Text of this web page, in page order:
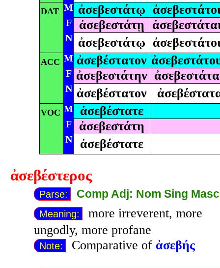
DAT M ἀσεβεστάτῳ
F ἀσεβεστάτῃ
N ἀσεβεστάτῳ
ACC M ἀσεβέστατον
F ἀσεβεστάτην
N ἀσεβέστατον
VOC M ἀσεβέστατε
F ἀσεβεστάτη
N ἀσεβέστατε
ἀσεβέστερος
Parse: Comp Adj: Nom Sing Masc
Meaning:
more irreverent, more
ungodly, more profane
Note: Comparative of ἀσεβής